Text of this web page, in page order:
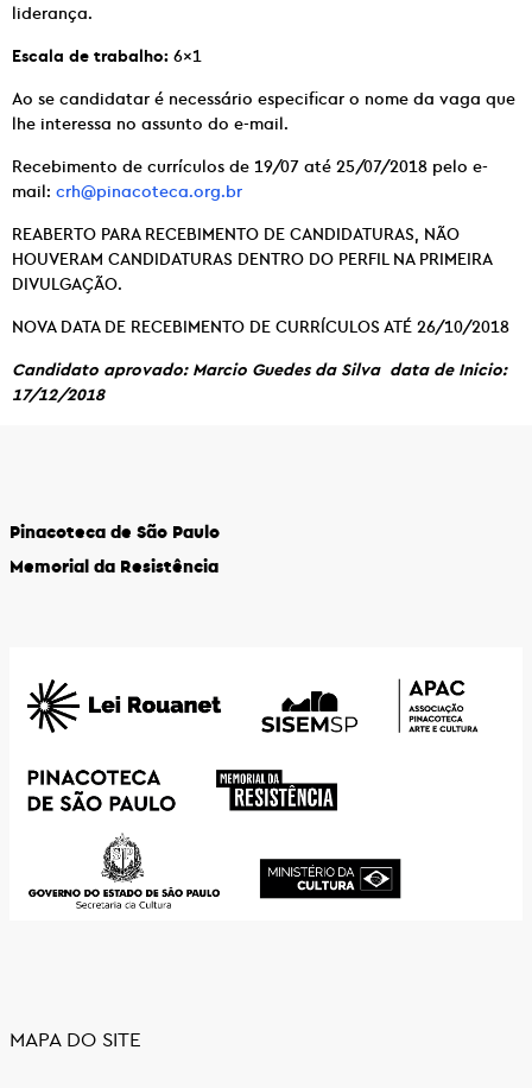
liderança.
Escala de trabalho: 6×1
Ao se candidatar é necessário especificar o nome da vaga que
lhe interessa no assunto do e-mail.
Recebimento de currículos de 19/07 até 25/07/2018 pelo e-
mail: crh@pinacoteca.org.br
REABERTO PARA RECEBIMENTO DE CANDIDATURAS, NÃO
HOUVERAM CANDIDATURAS DENTRO DO PERFIL NA PRIMEIRA
DIVULGAÇÃO.
NOVA DATA DE RECEBIMENTO DE CURRÍCULOS ATÉ 26/10/2018
Candidato aprovado: Marcio Guedes da Silva data de Inicio:
17/12/2018
Pinacoteca de São Paulo
Memorial da Resistência
MAPA DO SITE